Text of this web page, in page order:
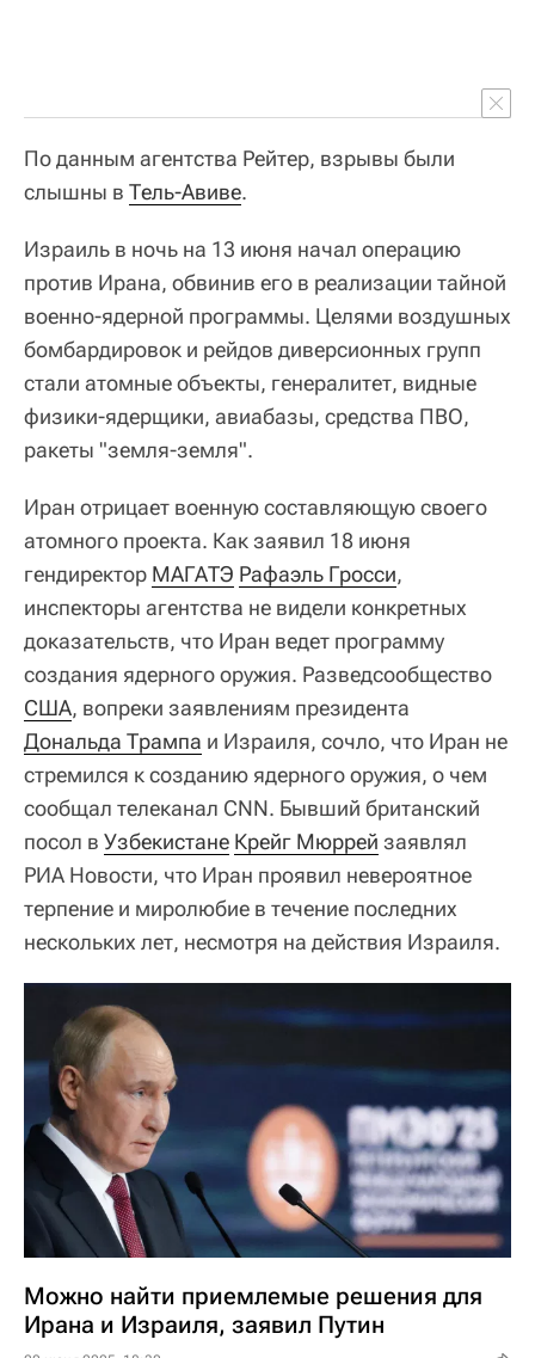
По данным агентства Рейтер, взрывы были
слышны в Тель-Авиве.
Израиль в ночь на 13 июня начал операцию
против Ирана, обвинив его в реализации тайной
военно-ядерной программы. Целями воздушных
бомбардировок и рейдов диверсионных групп
стали атомные объекты, генералитет, видные
физики-ядерщики, авиабазы, средства ПВО,
ракеты "земля-земля".
Иран отрицает военную составляющую своего
атомного проекта. Как заявил 18 июня
гендиректор МАГАТЭ Рафаэль Гросси,
инспекторы агентства не видели конкретных
доказательств, что Иран ведет программу
создания ядерного оружия. Разведсообщество
США, вопреки заявлениям президента
Дональда Трампа и Израиля, сочло, что Иран не
стремился к созданию ядерного оружия, о чем
сообщал телеканал CNN. Бывший британский
посол в Узбекистане Крейг Мюррей заявлял
РИА Новости, что Иран проявил невероятное
терпение и миролюбие в течение последних
нескольких лет, несмотря на действия Израиля.
Можно найти приемлемые решения для
Ирана и Израиля, заявил Путин